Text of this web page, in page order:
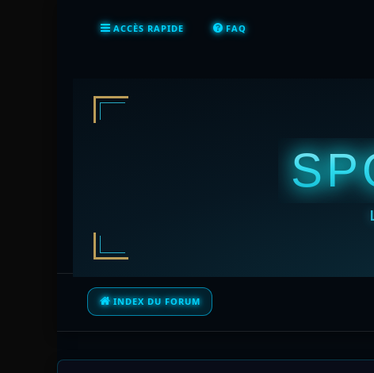
ACCÈS RAPIDE FAQ
INDEX DU FORUM